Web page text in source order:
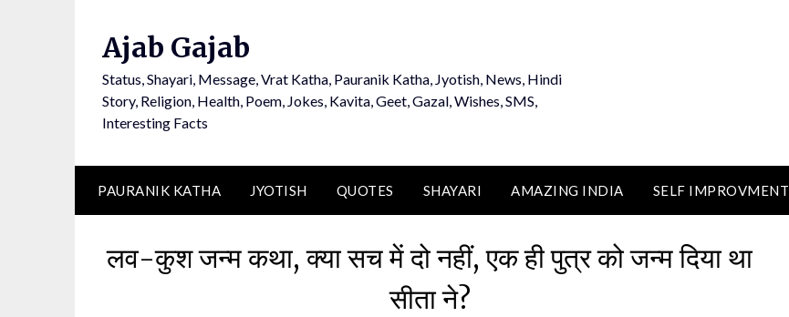
Ajab Gajab
Status, Shayari, Message, Vrat Katha, Pauranik Katha, Jyotish, News, Hindi
Story, Religion, Health, Poem, Jokes, Kavita, Geet, Gazal, Wishes, SMS,
Interesting Facts
PAURANIK KATHA JYOTISH QUOTES SHAYARI AMAZING INDIA SELF IMPROVMENT
लव-कुश जन्म कथा, क्या सच में दो नहीं, एक ही पुत्र को जन्म दिया था
सीता ने?